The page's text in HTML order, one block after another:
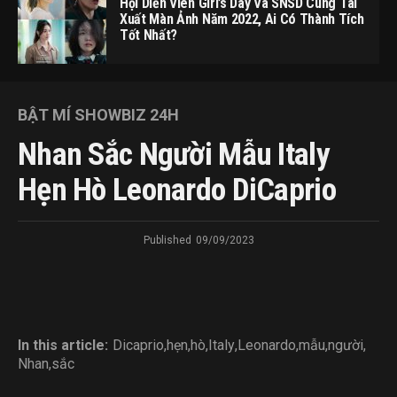
Xuất Màn Ảnh Năm 2022, Ai Có Thành Tích
Tốt Nhất?
BẬT MÍ SHOWBIZ 24H
Nhan Sắc Người Mẫu Italy
Hẹn Hò Leonardo DiCaprio
Published 09/09/2023
In this article: Dicaprio,hẹn,hò,Italy,Leonardo,mẫu,người,
Nhan,sắc